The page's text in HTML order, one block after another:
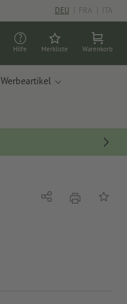
DEU | FRA | ITA
Hilfe Merkliste Warenkorb
Werbeartikel
Teilen DruckenAuf